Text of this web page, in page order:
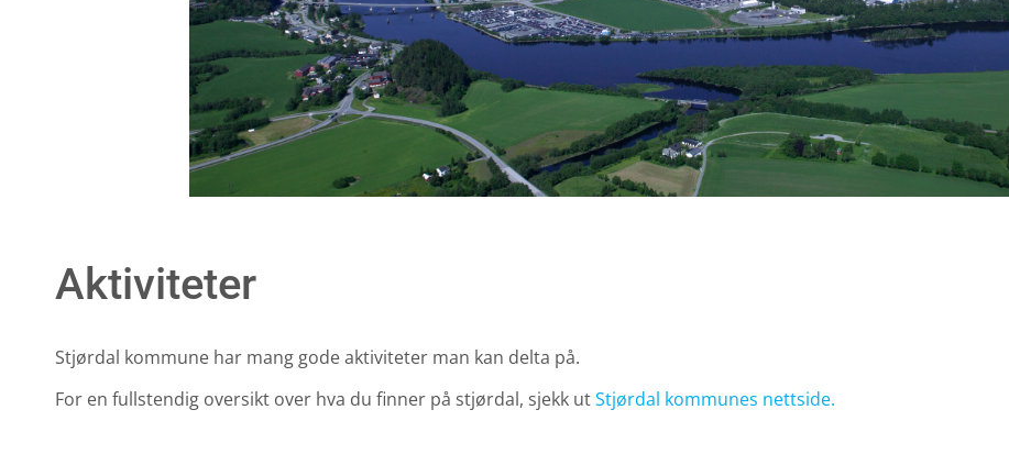
Aktiviteter
Stjørdal kommune har mang gode aktiviteter man kan delta på.
For en fullstendig oversikt over hva du finner på stjørdal, sjekk utStjørdal kommunes nettside.